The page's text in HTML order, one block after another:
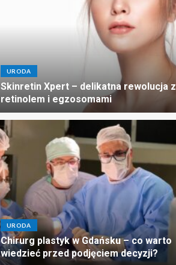
URODA
Skinretin Xpert – delikatna rewolucja z
retinolem i egzosomami
URODA
Chirurg plastyk w Gdańsku – co warto
wiedzieć przed podjęciem decyzji?